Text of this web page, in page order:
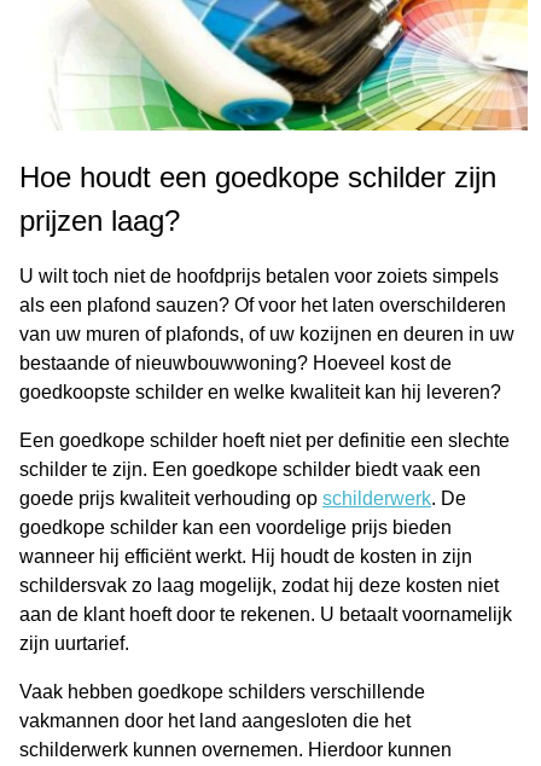
Hoe houdt een goedkope schilder zijn
prijzen laag?
U wilt toch niet de hoofdprijs betalen voor zoiets simpels
als een plafond sauzen? Of voor het laten overschilderen
van uw muren of plafonds, of uw kozijnen en deuren in uw
bestaande of nieuwbouwwoning? Hoeveel kost de
goedkoopste schilder en welke kwaliteit kan hij leveren?
Een goedkope schilder hoeft niet per definitie een slechte
schilder te zijn. Een goedkope schilder biedt vaak een
goede prijs kwaliteit verhouding op schilderwerk. De
goedkope schilder kan een voordelige prijs bieden
wanneer hij efficiënt werkt. Hij houdt de kosten in zijn
schildersvak zo laag mogelijk, zodat hij deze kosten niet
aan de klant hoeft door te rekenen. U betaalt voornamelijk
zijn uurtarief.
Vaak hebben goedkope schilders verschillende
vakmannen door het land aangesloten die het
schilderwerk kunnen overnemen. Hierdoor kunnen